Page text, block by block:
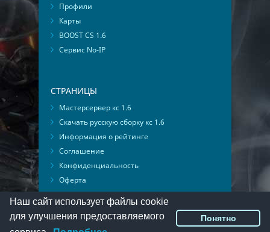
Профили
Карты
BOOST CS 1.6
Сервис No-IP
СТРАНИЦЫ
Мастерсервер кс 1.6
Скачать русскую сборку кс 1.6
Информация о рейтинге
Соглашение
Конфиденциальность
Оферта
Мониторинг ВКонтакте
© 2016-2026 Мы ВКонтакте
Наш сайт использует файлы cookie
для улучшения предоставляемого
Понятно